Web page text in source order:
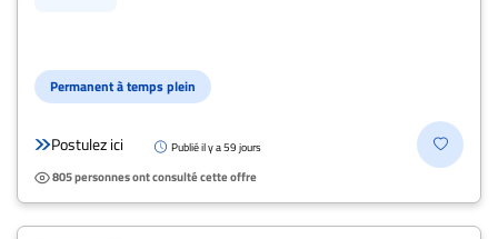
Permanent à temps plein
Postulez ici Publié il y a 59 jours
805 personnes ont consulté cette offre